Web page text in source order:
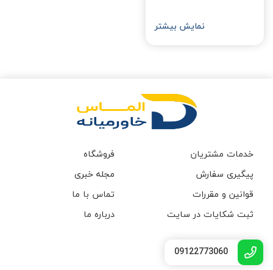
نمایش بیشتر
خدمات مشتریان
پیگیری سفارش
قوانین و مقررات
ثبت شکایات در سایت
فروشگاه
مجله خبری
تماس با ما
درباره ما
09122773060